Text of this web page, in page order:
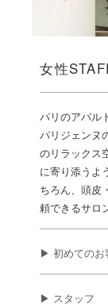
女性
パリのアパル
パリジェンヌ
のリラックス
に寄り添うよ
ちろん、頭皮
頼できるサロ
▶ 初めてのお
▶ スタッフ